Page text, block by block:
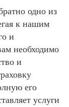
одно из
к нашим
и
необходимо
и
его
услуги